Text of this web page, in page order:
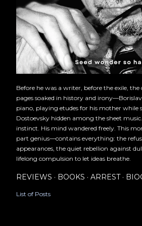
Before he was a writer, before the exile,
pages soaked in history and
piano, playing etudes for his mother while
Dostoevsky hidden among the sheet
instinct. His mind wandered freely. This
part genius—contains everything: the
appearances, the quiet rebellion against
lifelong compulsion to let ideas breathe.
REVIEWS BOOKS ARREST
List of Posts